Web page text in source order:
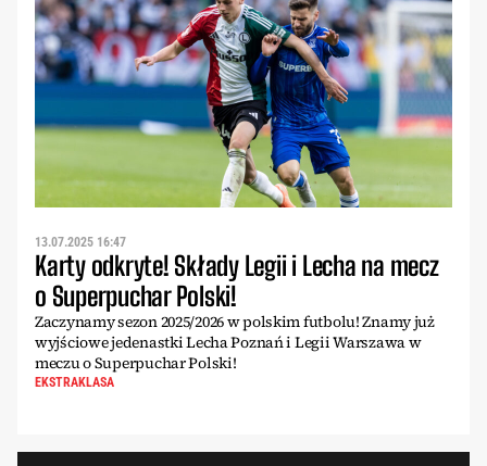
13.07.2025 16:47
Karty odkryte! Składy Legii i Lecha na mecz
o Superpuchar Polski!
Zaczynamy sezon 2025/2026 w polskim futbolu! Znamy już
wyjściowe jedenastki Lecha Poznań i Legii Warszawa w
meczu o Superpuchar Polski!
EKSTRAKLASA